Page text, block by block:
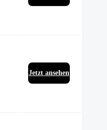
Jetzt ansehen